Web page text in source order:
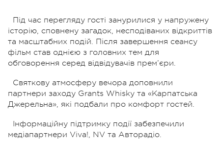
Під час перегляду гості занурилися у напружену
історію, сповнену загадок, несподіваних відкриттів
та масштабних подій. Після завершення сеансу
фільм став однією з головних тем для
обговорення серед відвідувачів прем’єри.
Святкову атмосферу вечора доповнили
партнери заходу Grants Whisky та «Карпатська
Джерельна», які подбали про комфорт гостей.
Інформаційну підтримку події забезпечили
медіапартнери Viva!, NV та Авторадіо.